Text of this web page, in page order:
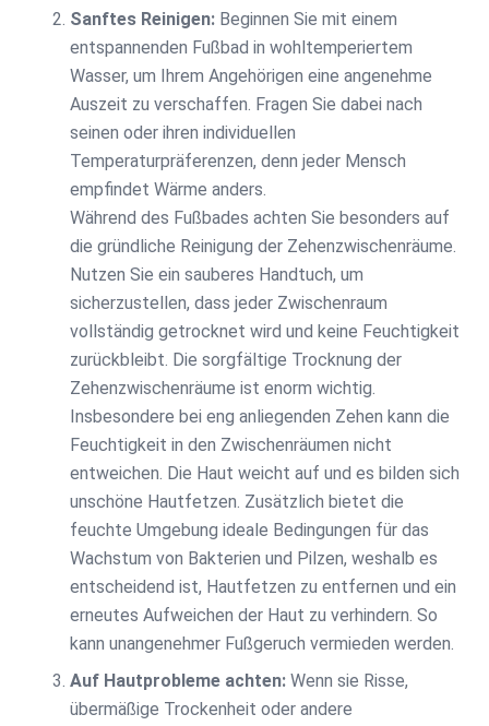
Sanftes Reinigen: Beginnen Sie mit einem
entspannenden Fußbad in wohltemperiertem
Wasser, um Ihrem Angehörigen eine angenehme
Auszeit zu verschaffen. Fragen Sie dabei nach
seinen oder ihren individuellen
Temperaturpräferenzen, denn jeder Mensch
empfindet Wärme anders.
Während des Fußbades achten Sie besonders auf
die gründliche Reinigung der Zehenzwischenräume.
Nutzen Sie ein sauberes Handtuch, um
sicherzustellen, dass jeder Zwischenraum
vollständig getrocknet wird und keine Feuchtigkeit
zurückbleibt. Die sorgfältige Trocknung der
Zehenzwischenräume ist enorm wichtig.
Insbesondere bei eng anliegenden Zehen kann die
Feuchtigkeit in den Zwischenräumen nicht
entweichen. Die Haut weicht auf und es bilden sich
unschöne Hautfetzen. Zusätzlich bietet die
feuchte Umgebung ideale Bedingungen für das
Wachstum von Bakterien und Pilzen, weshalb es
entscheidend ist, Hautfetzen zu entfernen und ein
erneutes Aufweichen der Haut zu verhindern. So
kann unangenehmer Fußgeruch vermieden werden.
Auf Hautprobleme achten: Wenn sie Risse,
übermäßige Trockenheit oder andere